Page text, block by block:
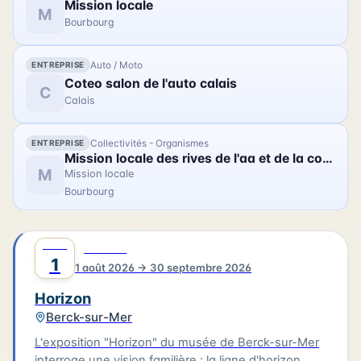
France, Béliard & Crighton. Le parcours se prolonge
avec des photographies contemporaines réalisées
lors de la restauration du trois-mâts Duchesse
Anne au chantier Damen.
M Mission locale
Bourbourg
ENTREPRISE Auto / Moto
C Coteo salon de l'auto calais
Calais
ENTREPRISE Collectivités - Organismes
M
Mission locale des rives de l'aa et de la colme
Mission locale
Bourbourg
1 1 août 2026 → 30 septembre 2026
Horizon
Berck-sur-Mer
L'exposition "Horizon" du musée de Berck-sur-Mer